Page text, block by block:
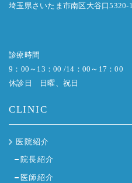
埼玉県さいたま市南区大谷口5320-1
診療時間
9：00～13：00 /14：00～17：00
休診日 日曜、祝日
CLINIC
医院紹介
院長紹介
医師紹介